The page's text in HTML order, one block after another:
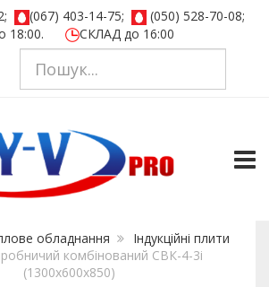
(067) 403-14-75;
(050) 528-70-08;
18:00.
СКЛАД до 16:00
обладнання
Iндукцiйнi плити
комбінований СВК-4-3і
(1300х600х850)